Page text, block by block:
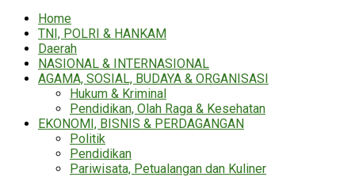
Home
TNI, POLRI & HANKAM
Daerah
NASIONAL & INTERNASIONAL
AGAMA, SOSIAL, BUDAYA & ORGANISASI
Hukum & Kriminal
Pendidikan, Olah Raga & Kesehatan
EKONOMI, BISNIS & PERDAGANGAN
Politik
Pendidikan
Pariwisata, Petualangan dan Kuliner